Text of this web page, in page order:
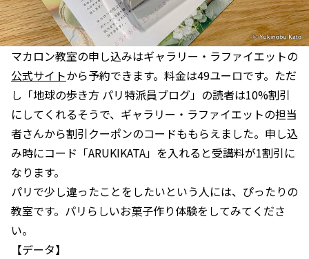
マカロン教室の申し込みはギャラリー・ラファイエットの
公式サイトから予約できます。料金は49ユーロです。ただ
し「地球の歩き方 パリ特派員ブログ」の読者は10%割引
にしてくれるそうで、ギャラリー・ラファイエットの担当
者さんから割引クーポンのコードももらえました。申し込
み時にコード「ARUKIKATA」を入れると受講料が1割引に
なります。
パリで少し違ったことをしたいという人には、ぴったりの
教室です。パリらしいお菓子作り体験をしてみてくださ
い。
【データ】